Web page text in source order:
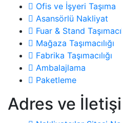
Ofis ve İşyeri Taşıma
Asansörlü Nakliyat
Fuar & Stand
Mağaza Taşımacılığı
Fabrika Taşımacılığı
Ambalajlama
Paketleme
Adres ve